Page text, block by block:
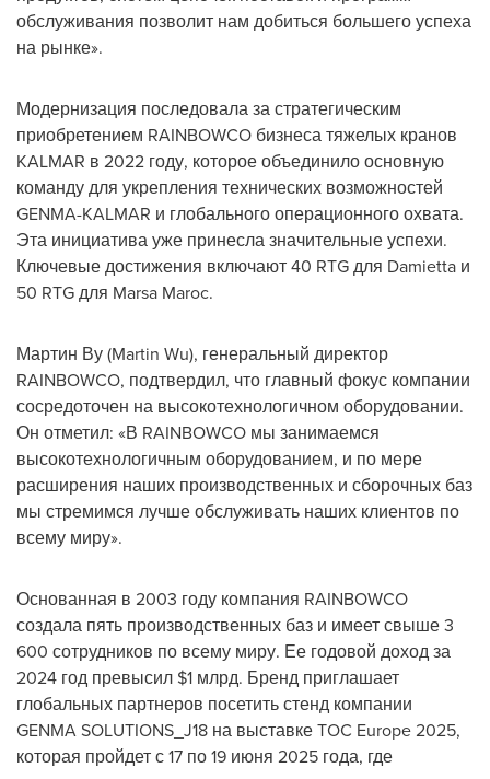
обслуживания позволит нам добиться большего успеха
на рынке».
Модернизация последовала за стратегическим
приобретением RAINBOWCO бизнеса тяжелых кранов
KALMAR в 2022 году, которое объединило основную
команду для укрепления технических возможностей
GENMA-KALMAR и глобального операционного охвата.
Эта инициатива уже принесла значительные успехи.
Ключевые достижения включают 40 RTG для Damietta и
50 RTG для Marsa Maroc.
Мартин Ву (Martin Wu), генеральный директор
RAINBOWCO, подтвердил, что главный фокус компании
сосредоточен на высокотехнологичном оборудовании.
Он отметил: «В RAINBOWCO мы занимаемся
высокотехнологичным оборудованием, и по мере
расширения наших производственных и сборочных баз
мы стремимся лучше обслуживать наших клиентов по
всему миру».
Основанная в 2003 году компания RAINBOWCO
создала пять производственных баз и имеет свыше 3
600 сотрудников по всему миру. Ее годовой доход за
2024 год превысил $1 млрд. Бренд приглашает
глобальных партнеров посетить стенд компании
GENMA SOLUTIONS_J18 на выставке TOC Europe 2025,
которая пройдет с 17 по 19 июня 2025 года, где